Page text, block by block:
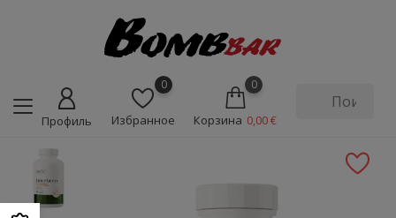
Профиль
0
Избранное
0
Корзина 0,00 €